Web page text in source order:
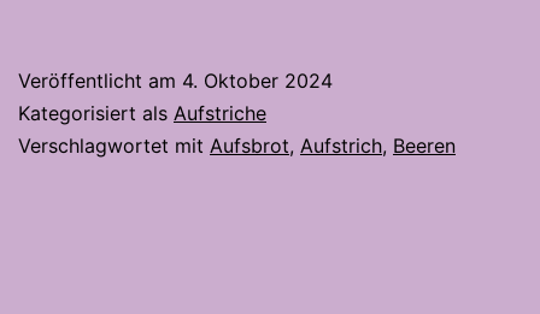
Brombeeren
Veröffentlicht am 4. Oktober 2024
Kategorisiert als Aufstriche
Verschlagwortet mit Aufsbrot, Aufstrich, Beeren